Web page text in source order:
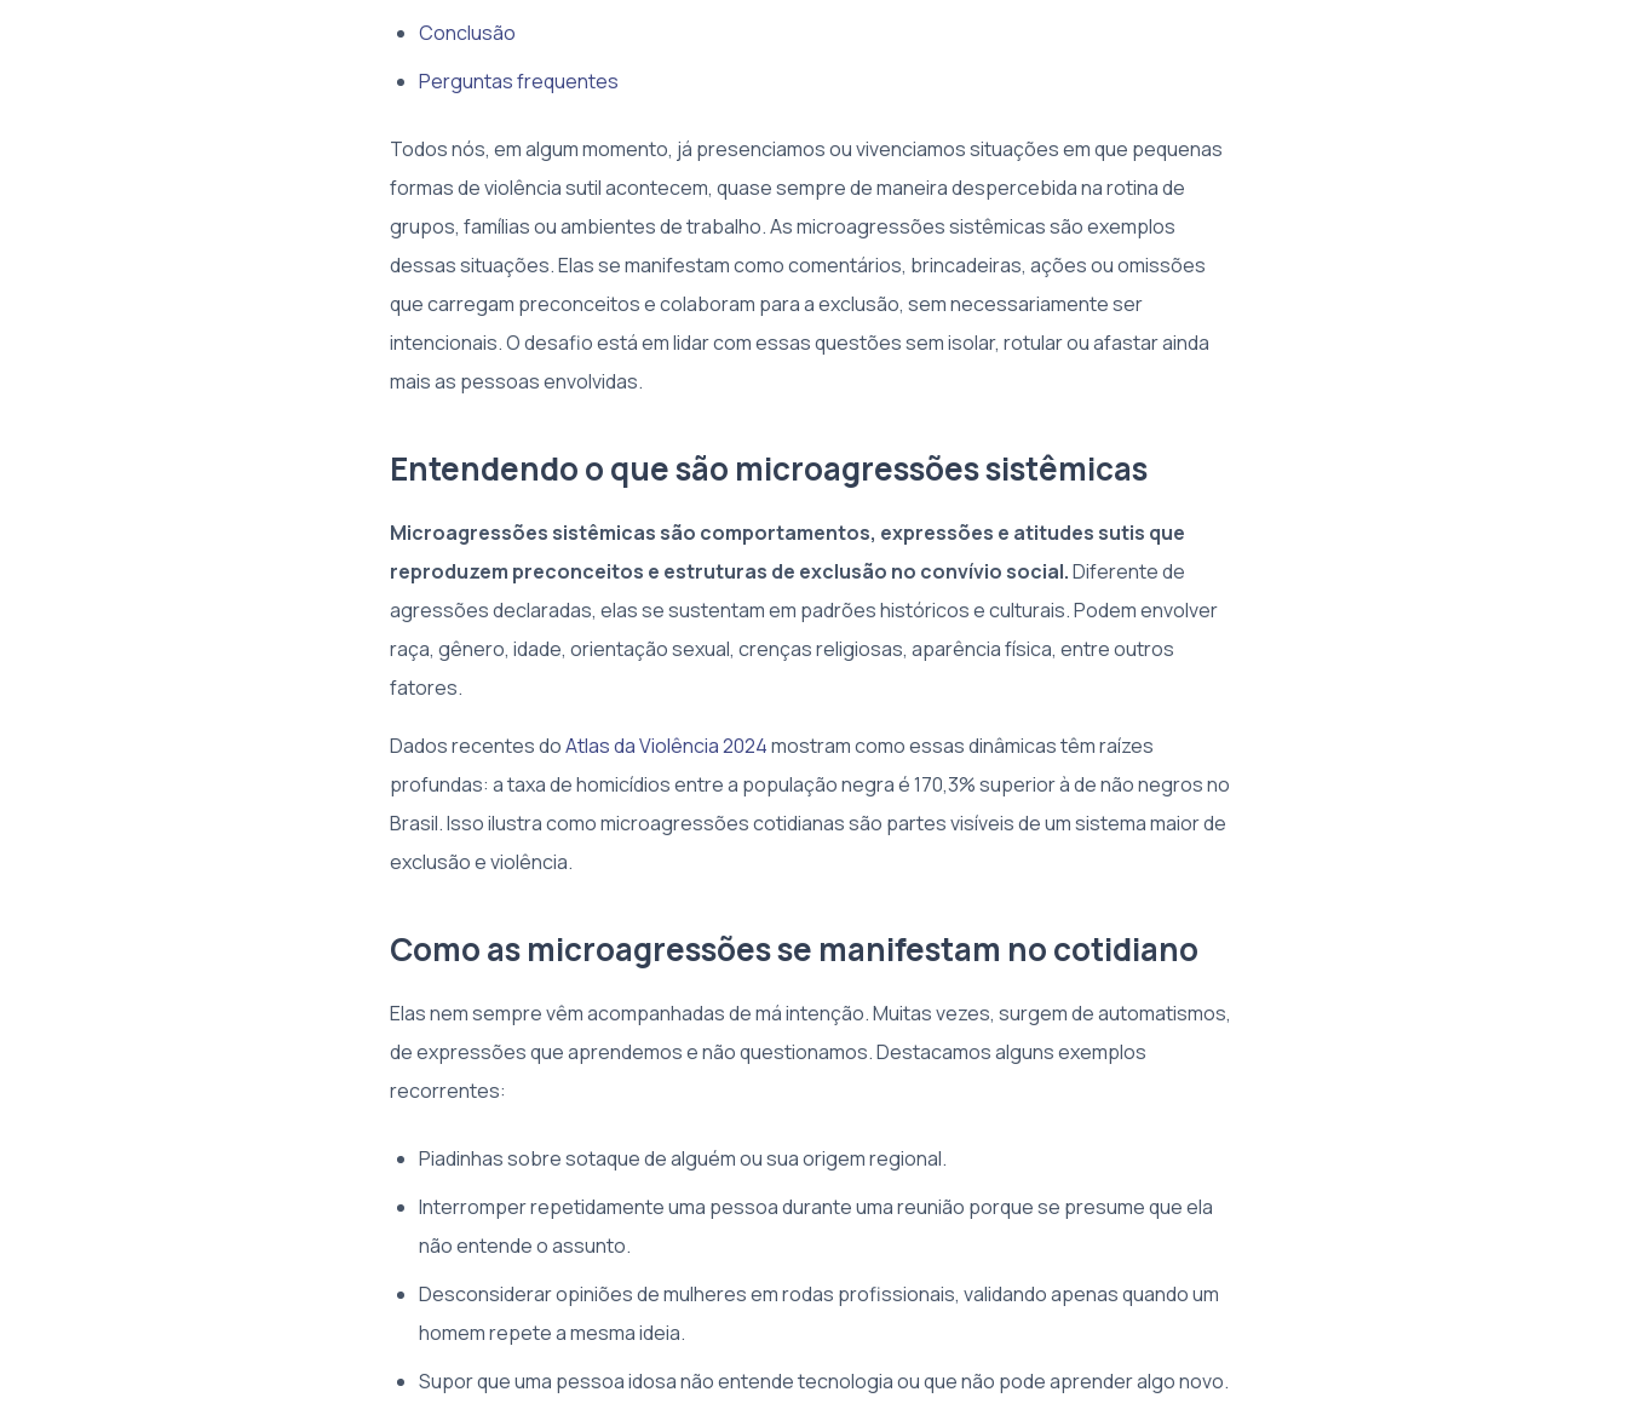
Conclusão
Perguntas frequentes
Todos nós, em algum momento, já presenciamos ou vivenciamos situações em que pequenas
formas de violência sutil acontecem, quase sempre de maneira despercebida na rotina de
grupos, famílias ou ambientes de trabalho. As microagressões sistêmicas são exemplos
dessas situações. Elas se manifestam como comentários, brincadeiras, ações ou omissões
que carregam preconceitos e colaboram para a exclusão, sem necessariamente ser
intencionais. O desafio está em lidar com essas questões sem isolar, rotular ou afastar ainda
mais as pessoas envolvidas.
Entendendo o que são microagressões sistêmicas
Microagressões sistêmicas são comportamentos, expressões e atitudes sutis que
reproduzem preconceitos e estruturas de exclusão no convívio social.Diferente de
agressões declaradas, elas se sustentam em padrões históricos e culturais. Podem envolver
raça, gênero, idade, orientação sexual, crenças religiosas, aparência física, entre outros
fatores.
Dados recentes doAtlas da Violência 2024mostram como essas dinâmicas têm raízes
profundas: a taxa de homicídios entre a população negra é 170,3% superior à de não negros no
Brasil. Isso ilustra como microagressões cotidianas são partes visíveis de um sistema maior de
exclusão e violência.
Como as microagressões se manifestam no cotidiano
Elas nem sempre vêm acompanhadas de má intenção. Muitas vezes, surgem de automatismos,
de expressões que aprendemos e não questionamos. Destacamos alguns exemplos
recorrentes:
Piadinhas sobre sotaque de alguém ou sua origem regional.
Interromper repetidamente uma pessoa durante uma reunião porque se presume que ela
não entende o assunto.
Desconsiderar opiniões de mulheres em rodas profissionais, validando apenas quando um
homem repete a mesma ideia.
Supor que uma pessoa idosa não entende tecnologia ou que não pode aprender algo novo.